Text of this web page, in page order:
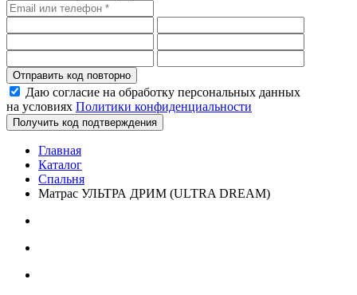
Отправить код повторно
Даю согласие на обработку персональных данных
на условиях Политики конфиденциальности
Получить код подтверждения
Главная
Каталог
Спальня
Матрас УЛЬТРА ДРИМ (ULTRA DREAM)